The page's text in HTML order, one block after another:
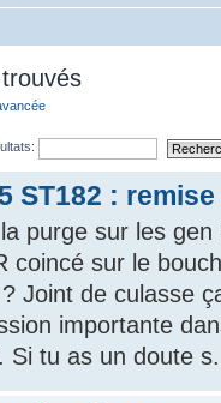
ST182 :
purge sur les
coincé sur le
Joint de culasse
importante
Si tu as un doute